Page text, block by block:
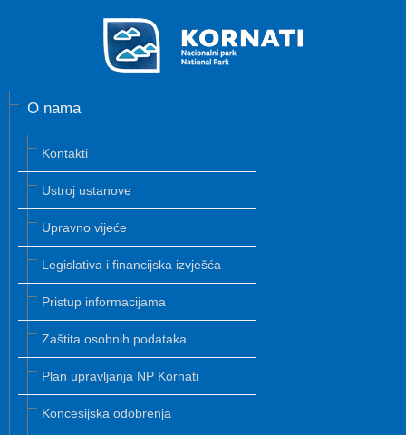
O nama
Kontakti
Ustroj ustanove
Upravno vijeće
Legislativa i financijska izvješća
Pristup informacijama
Zaštita osobnih podataka
Plan upravljanja NP Kornati
Koncesijska odobrenja